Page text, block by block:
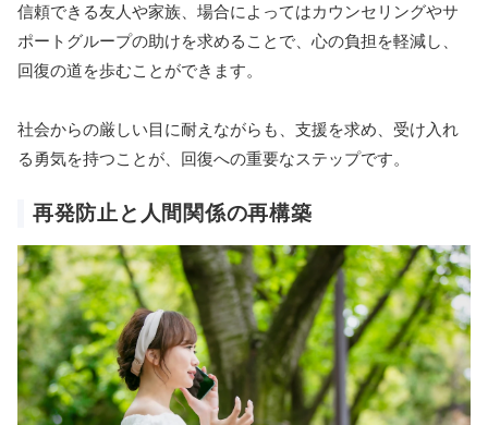
信頼できる友人や家族、場合によってはカウンセリングやサ
ポートグループの助けを求めることで、心の負担を軽減し、
回復の道を歩むことができます。
社会からの厳しい目に耐えながらも、支援を求め、受け入れ
る勇気を持つことが、回復への重要なステップです。
再発防止と人間関係の再構築